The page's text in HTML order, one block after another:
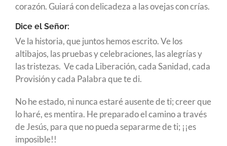
corazón. Guiará con delicadeza a las ovejas con crías.
Dice el Señor:
Ve la historia, que juntos hemos escrito. Ve los
altibajos, las pruebas y celebraciones, las alegrías y
las tristezas. Ve cada Liberación, cada Sanidad, cada
Provisión y cada Palabra que te di.
No he estado, ni nunca estaré ausente de ti; creer que
lo haré, es mentira. He preparado el camino a través
de Jesús, para que no pueda separarme de ti; ¡¡es
imposible!!